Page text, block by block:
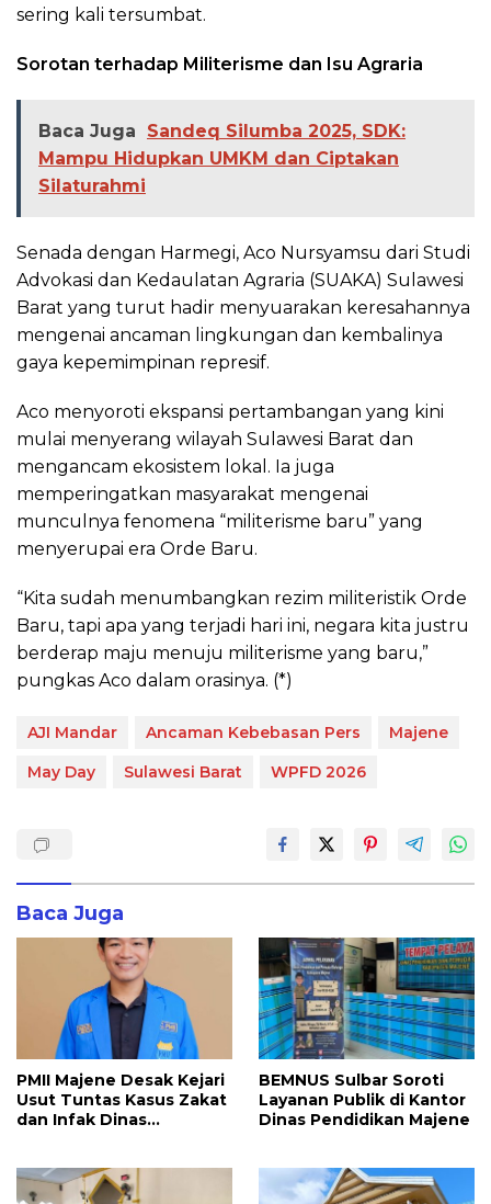
sering kali tersumbat.
Sorotan terhadap Militerisme dan Isu Agraria
Baca Juga
Sandeq Silumba 2025, SDK:
Mampu Hidupkan UMKM dan Ciptakan
Silaturahmi
Senada dengan Harmegi, Aco Nursyamsu dari Studi
Advokasi dan Kedaulatan Agraria (SUAKA) Sulawesi
Barat yang turut hadir menyuarakan keresahannya
mengenai ancaman lingkungan dan kembalinya
gaya kepemimpinan represif.
Aco menyoroti ekspansi pertambangan yang kini
mulai menyerang wilayah Sulawesi Barat dan
mengancam ekosistem lokal. Ia juga
memperingatkan masyarakat mengenai
munculnya fenomena “militerisme baru” yang
menyerupai era Orde Baru.
“Kita sudah menumbangkan rezim militeristik Orde
Baru, tapi apa yang terjadi hari ini, negara kita justru
berderap maju menuju militerisme yang baru,”
pungkas Aco dalam orasinya. (*)
AJI Mandar Ancaman Kebebasan Pers
Majene
May Day
Sulawesi Barat WPFD 2026
Baca Juga
PMII Majene Desak Kejari
Usut Tuntas Kasus Zakat
dan Infak Dinas
BEMNUS Sulbar Soroti
Layanan Publik di Kantor
Dinas Pendidikan Majene